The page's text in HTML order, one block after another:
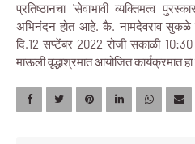
प्रतिष्ठानचा 'सेवाभावी व्यक्तिमत्व
अभिनंदन होत आहे. कै. नामदेवराव सुकळे
दि.12 सप्टेंबर 2022 रोजी सकाळी
माऊली वृद्धाश्रमात आयोजित कार्यक्रमात